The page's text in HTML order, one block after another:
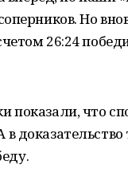
Но
26:24
показали, что